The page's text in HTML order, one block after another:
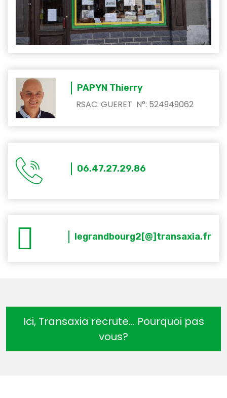
PAPYN Thierry
RSAC: GUERET N°: 524949062
06.47.27.29.86
legrandbourg2[@]transaxia.fr
Ici, Transaxia recrute… Pourquoi pas
vous?